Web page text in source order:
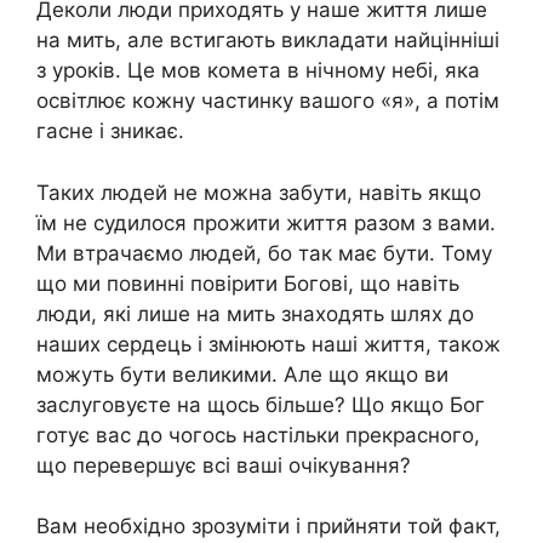
Деколи люди приходять у наше життя лише
на мить, але встигають викладати найцінніші
з уроків. Це мов комета в нічному небі, яка
освітлює кожну частинку вашого «я», а потім
гасне і зникає.
Таких людей не можна забути, навіть якщо
їм не судилося прожити життя разом з вами.
Ми втрачаємо людей, бо так має бути. Тому
що ми повинні повірити Богові, що навіть
люди, які лише на мить знаходять шлях до
наших сердець і змінюють наші життя, також
можуть бути великими. Але що якщо ви
заслуговуєте на щось більше? Що якщо Бог
готує вас до чогось настільки прекрасного,
що перевершує всі ваші очікування?
Вам необхідно зрозуміти і прийняти той факт,